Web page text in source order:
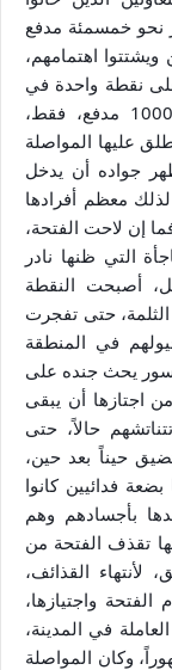
نحو خمسمئة مدفع
اهتمامهم،
نقطة واحدة في
السور، لثلمه، إذ كان مع جيش نادر شاه 1000 مدفع، فقط،
عليها المواصلة
جواده أن يدخل
معظم أفرادها
إن لاحت الفتحة،
التي ظنها نادر
أصبحت النقطة
الثلمة، حتى تفجرت
في المنطقة
يحث جنده على
اجتازها أن يبقى
حالاً، حتى
حيناً بعد حين،
فدائيين كانوا
بأجسادهم وهم
تقذف الفتحة من
القذائف،
واجتيازها،
في المدينة،
وكان المواصلة